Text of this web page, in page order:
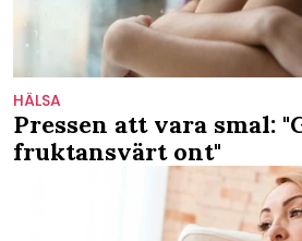
HÄLSA
Pressen att vara smal:
fruktansvärt ont"